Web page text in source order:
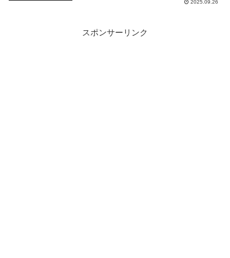
2025.09.26
スポンサーリンク